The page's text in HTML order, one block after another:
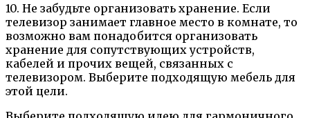
10. Не забудьте организовать хранение. Если
телевизор занимает главное место в комнате, то
возможно вам понадобится организовать
хранение для сопутствующих устройств,
кабелей и прочих вещей, связанных с
телевизором. Выберите подходящую мебель для
этой цели.